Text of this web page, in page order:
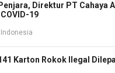
Direktur PT Cahaya
19
Karton Rokok Ilegal